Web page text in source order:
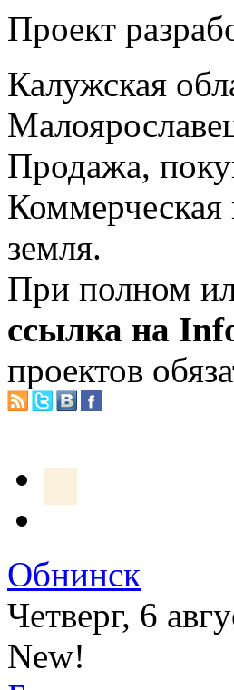
Проект
Калужская
Продажа,
земля.
При полном
ссылка на
проектов
Обнинск
Четверг, 6
New!